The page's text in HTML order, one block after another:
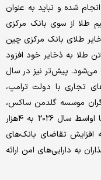
شده و نباید به عنوان
طلا از سوی بانک مرکزی
طلای بانک مرکزی چین
وجود دارد؛ این نهاد در ماه مارس حدود ۲.۸ تن طلا به ذخایر خود افزود
می‌شود. پیش‌تر نیز در سال
تجاری با دولت ترامپ،
موسسه گلدمن ساکس،
پیش‌بینی کردند که قیمت طلا ممکن است تا اواسط سال ۲۰۲۶ به ۴هزار
افزایش تقاضای بانک‌های
به دارایی‌های امن ارائه